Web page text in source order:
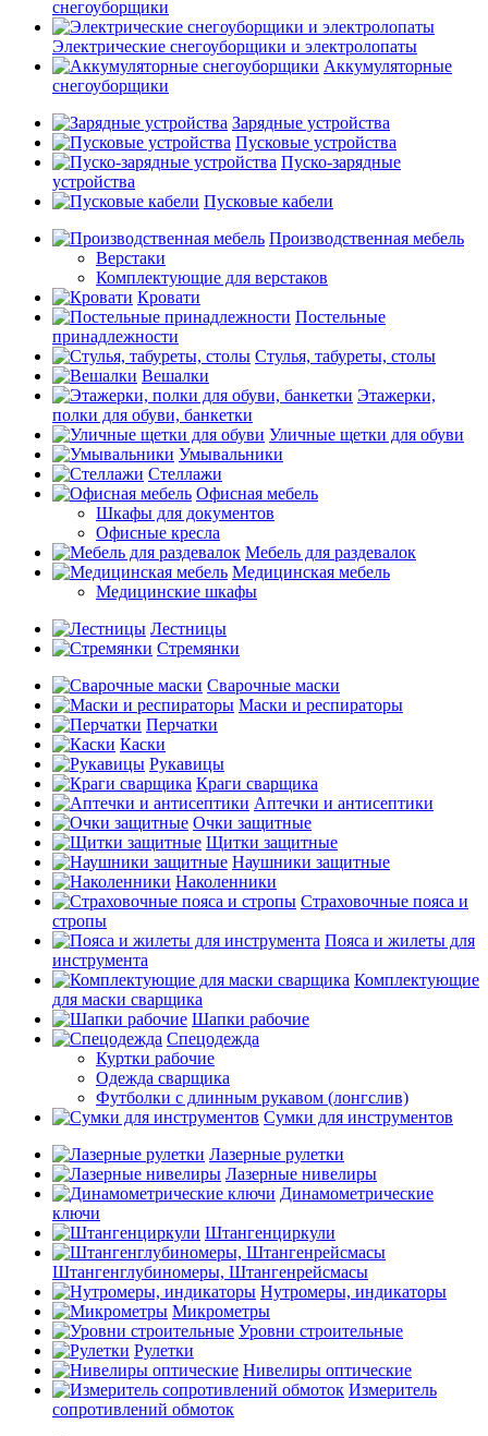
снегоуборщики
Электрические снегоуборщики и электролопаты
Аккумуляторные
снегоуборщики
Зарядные устройства
Пусковые устройства
Пуско-зарядные
устройства
Пусковые кабели
Производственная мебель
Верстаки
Комплектующие для верстаков
Кровати
Постельные
принадлежности
Стулья, табуреты, столы
Вешалки
Этажерки,
полки для обуви, банкетки
Уличные щетки для обуви
Умывальники
Стеллажи
Офисная мебель
Шкафы для документов
Офисные кресла
Мебель для раздевалок
Медицинская мебель
Медицинские шкафы
Лестницы
Стремянки
Сварочные маски
Маски и респираторы
Перчатки
Каски
Рукавицы
Краги сварщика
Аптечки и антисептики
Очки защитные
Щитки защитные
Наушники защитные
Наколенники
Страховочные пояса и
стропы
Пояса и жилеты для
инструмента
Комплектующие
для маски сварщика
Шапки рабочие
Спецодежда
Куртки рабочие
Одежда сварщика
Футболки с длинным рукавом (лонгслив)
Сумки для инструментов
Лазерные рулетки
Лазерные нивелиры
Динамометрические
ключи
Штангенциркули
Штангенглубиномеры, Штангенрейсмасы
Нутромеры, индикаторы
Микрометры
Уровни строительные
Рулетки
Нивелиры оптические
Измеритель
сопротивлений обмоток